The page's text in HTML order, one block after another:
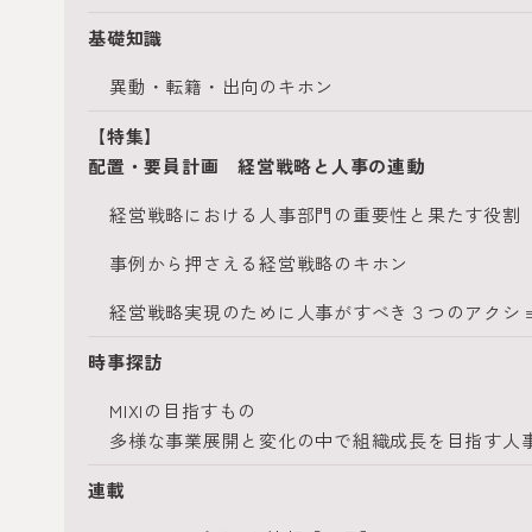
基礎知識
異動・転籍・出向のキホン
【特集】
配置・要員計画 経営戦略と人事の連動
経営戦略における人事部門の重要性と果たす役割
事例から押さえる経営戦略のキホン
経営戦略実現のために人事がすべき３つのアクシ
時事探訪
MIXIの目指すもの
多様な事業展開と変化の中で組織成長を目指す人
連載